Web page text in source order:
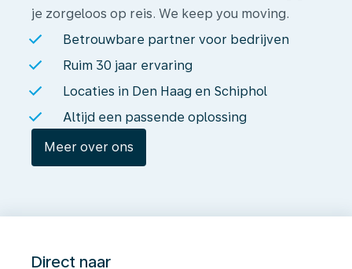
je zorgeloos op reis. We keep you moving.
Betrouwbare partner voor bedrijven
Ruim 30 jaar ervaring
Locaties in Den Haag en Schiphol
Altijd een passende oplossing
Meer over ons
Direct naar